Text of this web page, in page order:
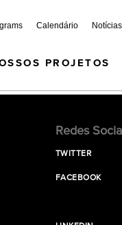
Calendário Notícias
PROJETOS
Redes
TWITTER
FACEBOOK